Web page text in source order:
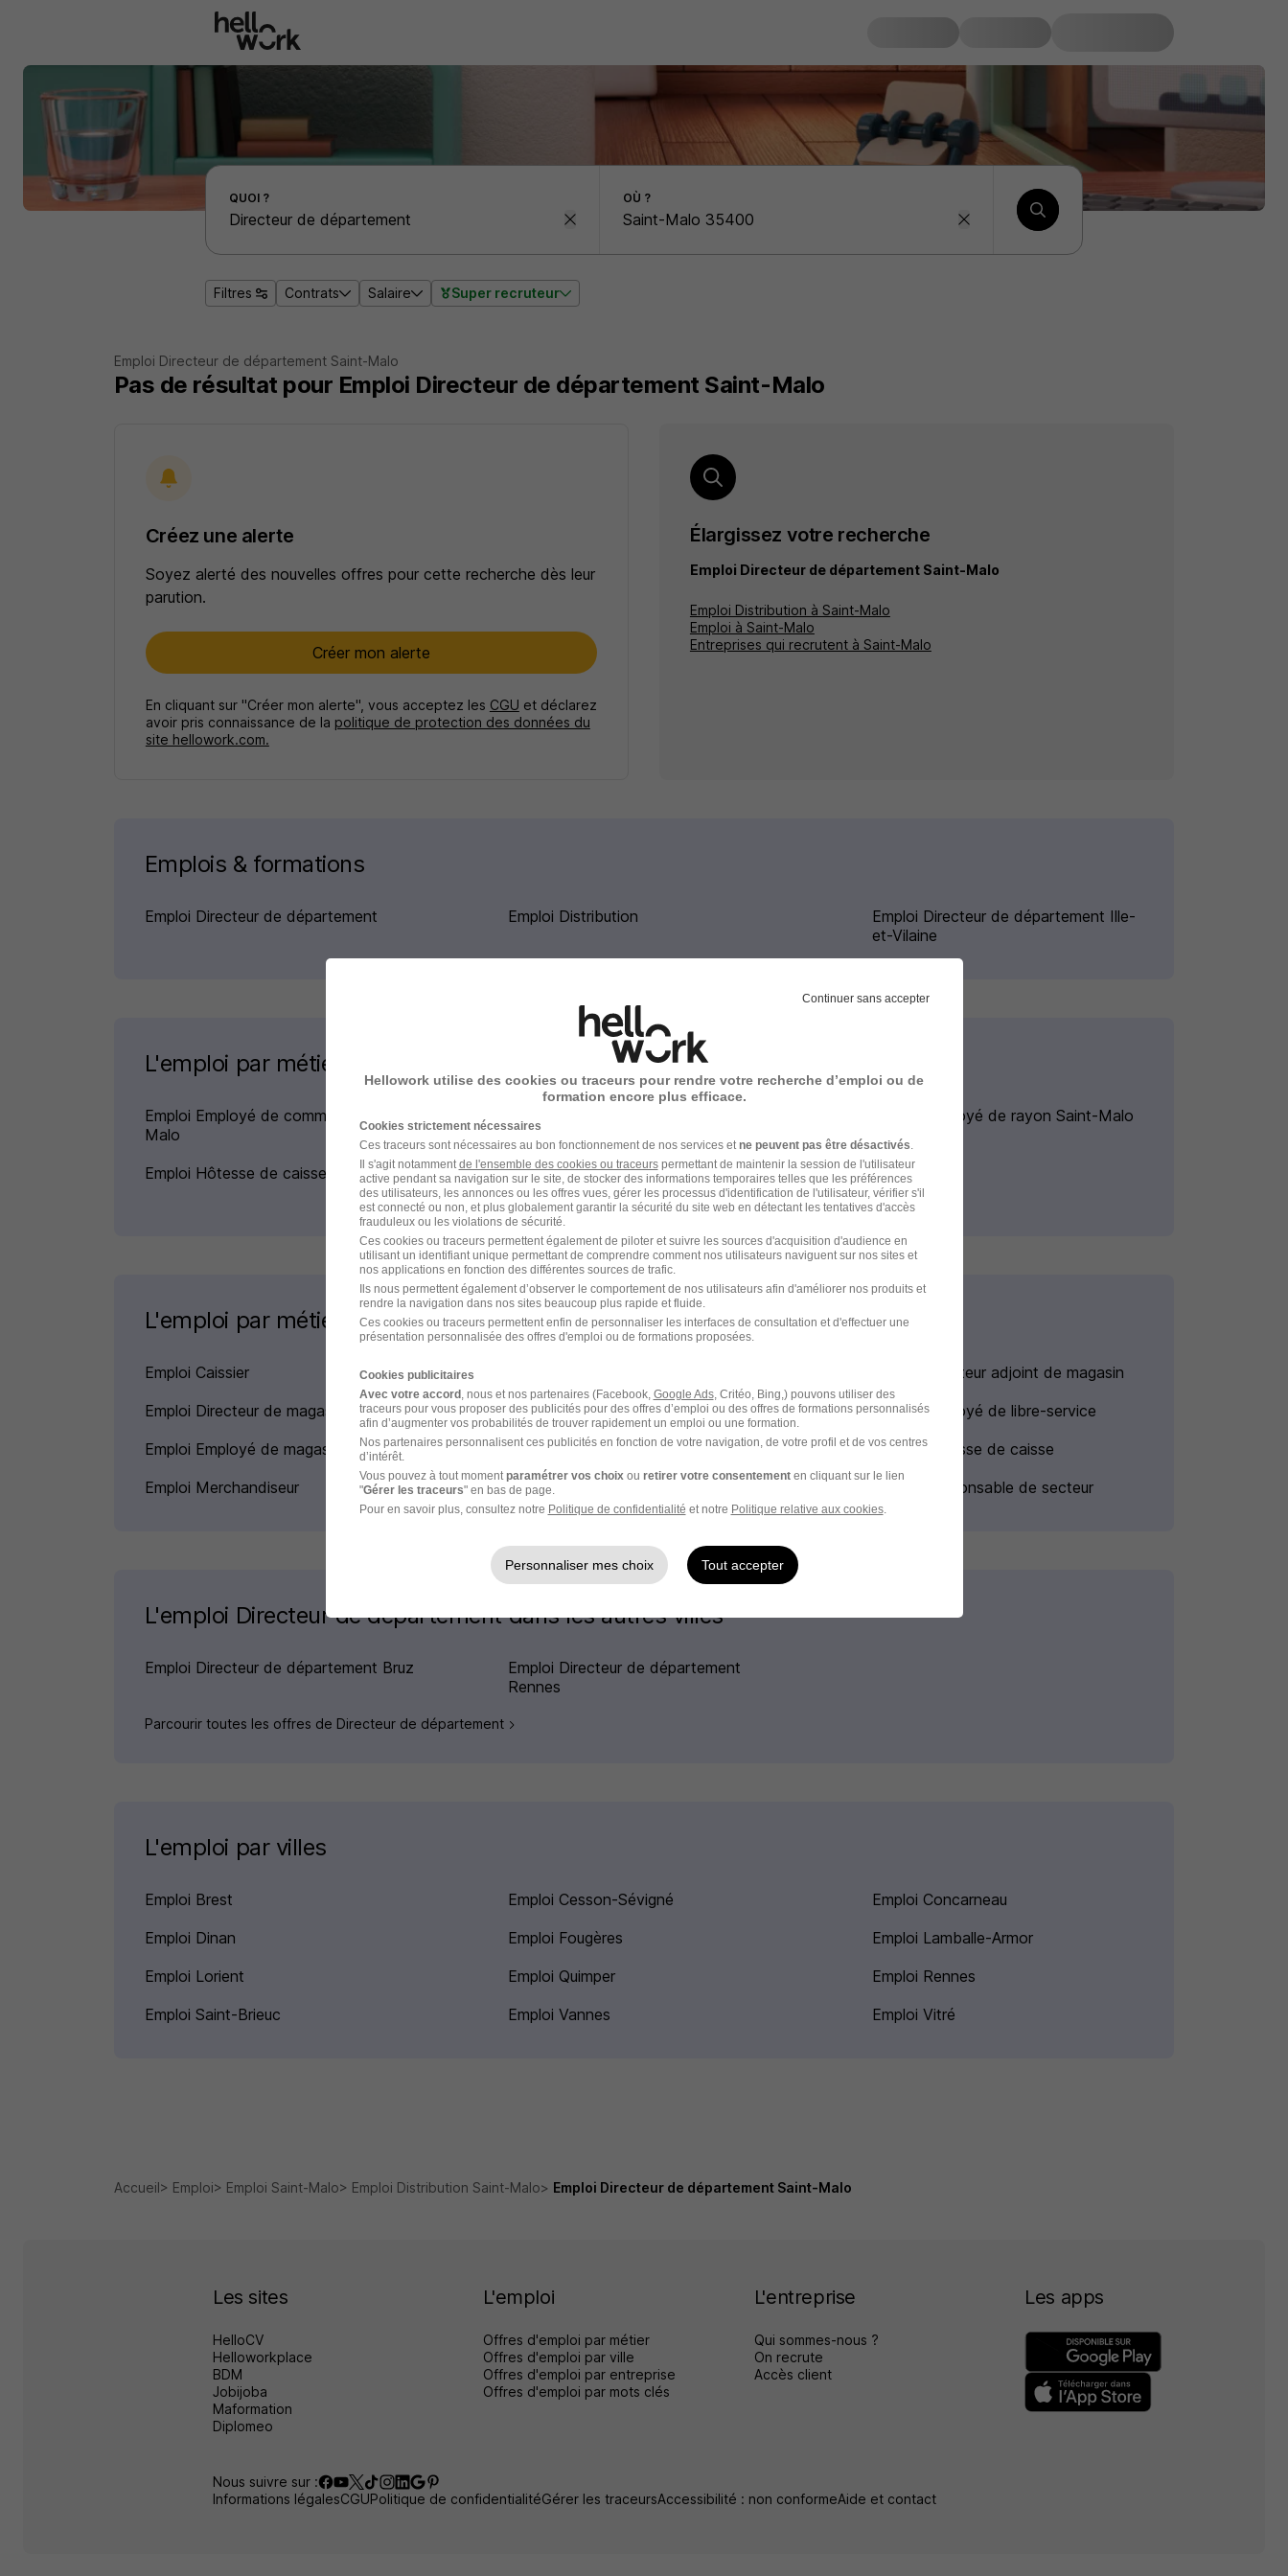
Effectuer une recherche d'emploi par localité
QUOI ? OÙ ?
Filtres Contrats Salaire Super recruteur
Emploi Directeur de département Saint-Malo
Pas de résultat pour Emploi Directeur de département Saint-Malo
Créez une alerte
Soyez alerté des nouvelles offres pour cette recherche dès leur
parution.
Créer mon alerte
En cliquant sur "Créer mon alerte", vous acceptez les CGU et déclarez
avoir pris connaissance de la politique de protection des données du
site hellowork.com.
Élargissez votre recherche
Emploi Directeur de département Saint-Malo
Emploi Distribution à Saint-Malo
Emploi à Saint-Malo
Entreprises qui recrutent à Saint-Malo
Emplois & formations
Emploi Directeur de département Emploi Distribution
Emploi Directeur de département Ille-
et-Vilaine
L'emploi par métier à Saint-Malo dans le domaine Distribution
Emploi Employé de commerce Saint-
Malo
Malo
Emploi Employé de rayon Saint-Malo
Emploi Hôtesse de caisse Saint-Malo
Emploi Responsable de secteur Saint-
Malo
L'emploi par métier
Emploi Caissier
Emploi Directeur adjoint de magasin
Emploi Directeur de magasin
Emploi Employé de commerce
Emploi Employé de libre-service
Emploi Employé de magasin
Emploi Employé de rayon
Emploi Hôtesse de caisse
Emploi Merchandiseur
Emploi Responsable de magasin Emploi Responsable de secteur
L'emploi Directeur de département dans les autres villes
Emploi Directeur de département Bruz
Emploi Directeur de département
Rennes
Parcourir toutes les offres de Directeur de département
L'emploi par villes
Emploi Brest Emploi Cesson-Sévigné
Emploi Concarneau
Emploi Dinan
Emploi Fougères
Emploi Lamballe-Armor
Emploi Lorient
Emploi Quimper
Emploi Rennes
Emploi Saint-Brieuc
Emploi Vannes Emploi Vitré
Accueil Emploi Emploi Saint-Malo Emploi Distribution Saint-Malo Emploi Directeur de département Saint-Malo
Les sites
HelloCV
Helloworkplace
BDM
Jobijoba
Maformation
Diplomeo
L'emploi
Offres d'emploi par métier
Offres d'emploi par ville
Offres d'emploi par entreprise
Offres d'emploi par mots clés
L'entreprise
Qui sommes-nous ?
On recrute
Accès client
Les apps
Nous suivre sur :
Informations légalesCGUPolitique de confidentialitéGérer les traceursAccessibilité : non conformeAide et contact
Continuer sans accepter
Hellowork utilise des cookies ou traceurs pour rendre votre recherche d’emploi ou de
formation encore plus efficace.
Cookies strictement nécessaires
Ces traceurs sont nécessaires au bon fonctionnement de nos services etne peuvent pas être désactivés.
Il s'agit notammentde l'ensemble des cookies ou traceurspermettant de maintenir la session de l'utilisateur
active pendant sa navigation sur le site, de stocker des informations temporaires telles que les préférences
des utilisateurs, les annonces ou les offres vues, gérer les processus d'identification de l'utilisateur, vérifier s'il
est connecté ou non, et plus globalement garantir la sécurité du site web en détectant les tentatives d'accès
frauduleux ou les violations de sécurité.
Ces cookies ou traceurs permettent également de piloter et suivre les sources d'acquisition d'audience en
utilisant un identifiant unique permettant de comprendre comment nos utilisateurs naviguent sur nos sites et
nos applications en fonction des différentes sources de trafic.
Ils nous permettent également d’observer le comportement de nos utilisateurs afin d'améliorer nos produits et
rendre la navigation dans nos sites beaucoup plus rapide et fluide.
Ces cookies ou traceurs permettent enfin de personnaliser les interfaces de consultation et d'effectuer une
présentation personnalisée des offres d'emploi ou de formations proposées.
Cookies publicitaires
Avec votre accord , nous et nos partenaires (Facebook, Google Ads, Critéo, Bing,) pouvons utiliser des
traceurs pour vous proposer des publicités pour des offres d’emploi ou des offres de formations personnalisés
afin d’augmenter vos probabilités de trouver rapidement un emploi ou une formation.
Nos partenaires personnalisent ces publicités en fonction de votre navigation, de votre profil et de vos centres
d’intérêt.
Vous pouvez à tout momentparamétrer vos choixou retirer votre consentementen cliquant sur le lien
"Gérer les traceurs" en bas de page.
Pour en savoir plus, consultez notre Politique de confidentialité et notre Politique relative aux cookies.
Personnaliser mes choix Tout accepter